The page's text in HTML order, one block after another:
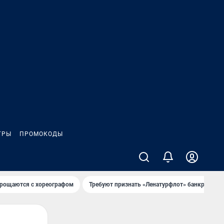
ПРОМОКОДЫ
с хореографом Требуют признать «Ленатурфлот» банкротом